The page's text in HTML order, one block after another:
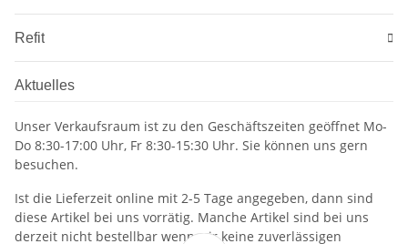
Refit
Aktuelles
Unser Verkaufsraum ist zu den Geschäftszeiten geöffnet Mo-
Do 8:30-17:00 Uhr, Fr 8:30-15:30 Uhr. Sie können uns gern
besuchen.
Ist die Lieferzeit online mit 2-5 Tage angegeben, dann sind
diese Artikel bei uns vorrätig. Manche Artikel sind bei uns
derzeit nicht bestellbar wenn wir keine zuverlässigen